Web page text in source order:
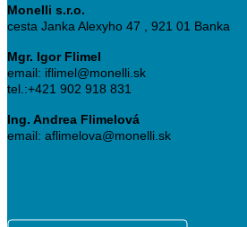
Monelli s.r.o.
cesta Janka Alexyho 47 , 921 01 Banka
Mgr. Igor Flimel
email: iflimel@monelli.sk
tel.:+421 902 918 831
Ing. Andrea Flimelová
email: aflimelova@monelli.sk